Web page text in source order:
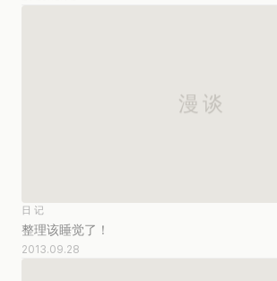
日记
整理该睡觉了！
2013.09.28